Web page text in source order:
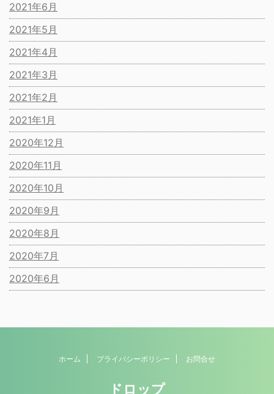
2021年6月
2021年5月
2021年4月
2021年3月
2021年2月
2021年1月
2020年12月
2020年11月
2020年10月
2020年9月
2020年8月
2020年7月
2020年6月
ホーム プライバシーポリシー お問合せ
ドロップ